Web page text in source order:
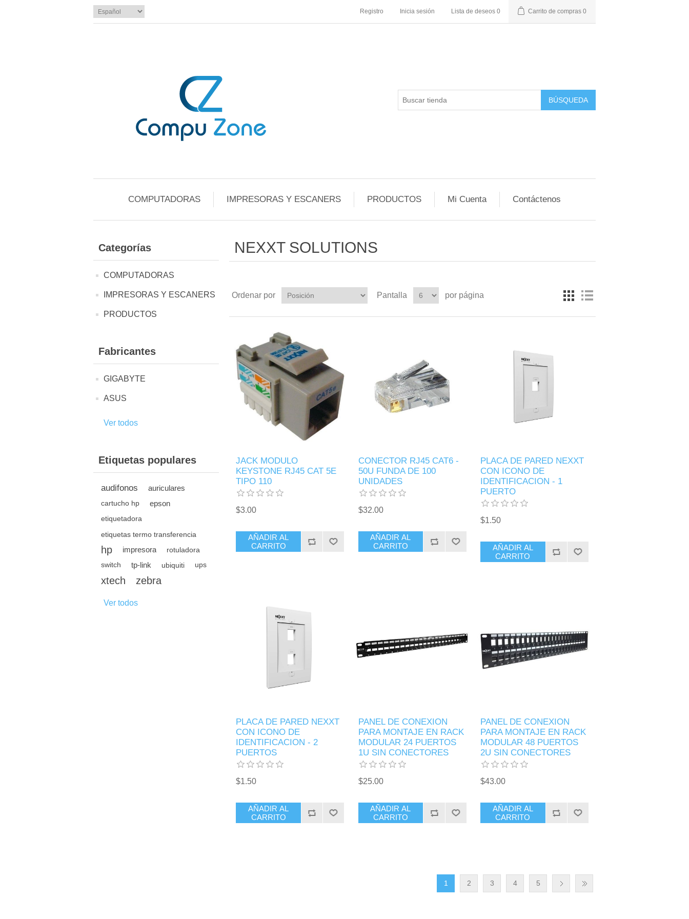
Registro Inicia sesión Lista de deseos 0 Carrito de compras 0
BÚSQUEDA
COMPUTADORAS IMPRESORAS Y ESCANERS PRODUCTOS Mi Cuenta Contáctenos
Categorías
COMPUTADORAS
IMPRESORAS Y ESCANERS
PRODUCTOS
Fabricantes
GIGABYTE
ASUS
Ver todos
Etiquetas populares
audifonos auriculares
cartucho hp epson
etiquetadora
etiquetas termo transferencia
hp impresora rotuladora
switch tp-link ubiquiti ups
xtech zebra
Ver todos
NEXXT SOLUTIONS
Ordenar por Pantalla por página
JACK MODULO
KEYSTONE RJ45 CAT 5E
TIPO 110
$3.00
AÑADIR AL
CARRITO
CONECTOR RJ45 CAT6 -
50U FUNDA DE 100
UNIDADES
$32.00
AÑADIR AL
CARRITO
PLACA DE PARED NEXXT
CON ICONO DE
IDENTIFICACION - 1
PUERTO
$1.50
AÑADIR AL
CARRITO
PLACA DE PARED NEXXT
CON ICONO DE
IDENTIFICACION - 2
PUERTOS
$1.50
AÑADIR AL
CARRITO
PANEL DE CONEXION
PARA MONTAJE EN RACK
MODULAR 24 PUERTOS
1U SIN CONECTORES
$25.00
AÑADIR AL
CARRITO
PANEL DE CONEXION
PARA MONTAJE EN RACK
MODULAR 48 PUERTOS
2U SIN CONECTORES
$43.00
AÑADIR AL
CARRITO
1 2 3 4 5